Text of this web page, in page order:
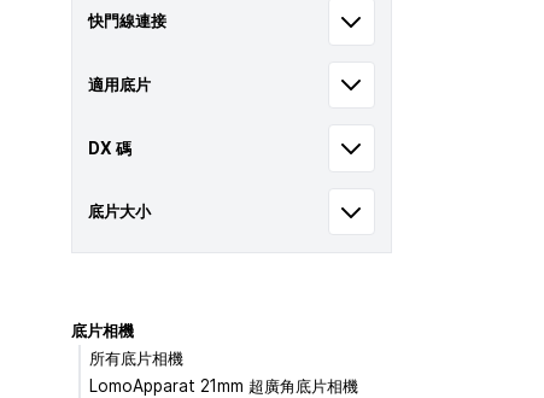
快門線連接
適用底片
DX 碼
底片大小
底片相機
所有底片相機
LomoApparat 21mm 超廣角底片相機